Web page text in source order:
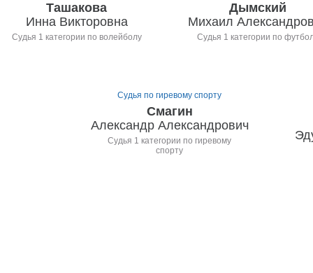
Ташакова
Инна Викторовна
Судья 1 категории по волейболу
Дымский
Михаил
Судья 1 категории по
Судья по гиревому спорту
Смагин
Александр Александрович
Судья 1 категории по гиревому
спорту